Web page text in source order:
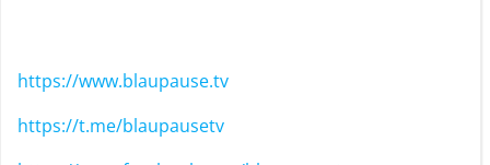
https://www.blaupause.tv
https://t.me/blaupausetv